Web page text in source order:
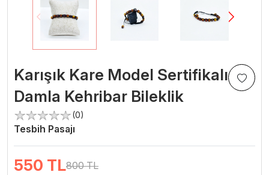
Karışık Kare Model Sertifikalı
Damla Kehribar Bileklik
(0)
Tesbih Pasajı
550 TL800 TL